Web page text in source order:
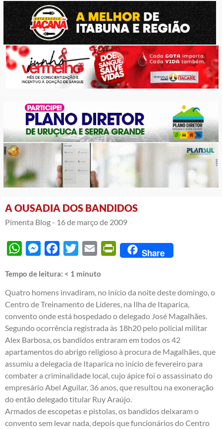
A OUSADIA DOS BANDIDOS
Pimenta Blog - 16 de março de 2009
WhatsAppMessengerFacebook
Twitter Email PrintFriendly
Share
Tempo de leitura: < 1 minuto
Quatro homens invadiram, no início da noite deste domingo, o
Centro de Treinamento de Líderes, na Ilha de Itaparica,
convento onde está hospedado o delegado José Magalhães.
Segundo ocorrência registrada às 18h20 pelo policial militar
Alex Barbosa, os bandidos entraram em todos os 42
apartamentos do abrigo religioso à procura de Magalhães, que
assumiu a delegacia de Itaparica no início de fevereiro para
combater a criminalidade local, cujo ápice foi o assassinato do
empresário Abel Aguilar, 36 anos, que resultou na exoneração
do então delegado titular Ruy Araújo.
Armados de escopetas e pistolas, os bandidos deixaram o
convento sem levar nada, depois que funcionários do Centro